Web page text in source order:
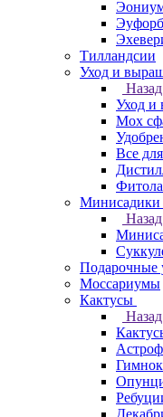
Тилландсии
Уход и
Назад
Уход и
Мох
Все
Минисадики
Назад
Подарочные
Моссариумы
Кактусы
Назад